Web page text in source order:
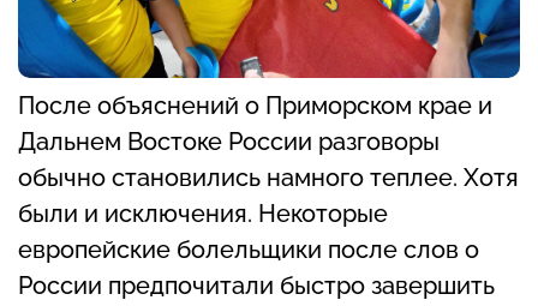
После объяснений о Приморском крае и
Дальнем Востоке России разговоры
обычно становились намного теплее. Хотя
были и исключения. Некоторые
европейские болельщики после слов о
России предпочитали быстро завершить